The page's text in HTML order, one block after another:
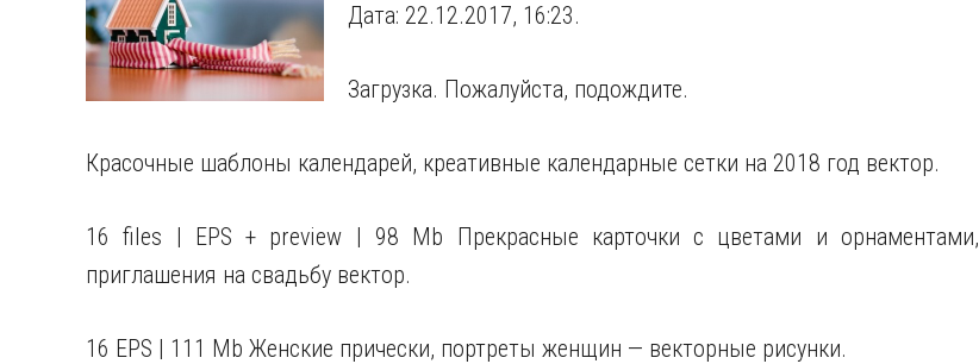
Дата: 22.12.2017, 16:23.
Загрузка. Пожалуйста, подождите.
Красочные шаблоны календарей, креативные календарные сетки на 2018 год вектор.
16 files | EPS + preview | 98 Mb Прекрасные карточки с цветами и орнаментами,
приглашения на свадьбу вектор.
16 EPS | 111 Mb Женские прически, портреты женщин — векторные рисунки.